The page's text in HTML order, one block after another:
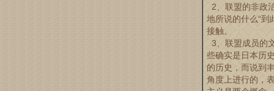
2、联盟的非政
地所说的什么“到
接触。
3、联盟成员的
些确实是日本历
的历史，而说到
角度上进行的，